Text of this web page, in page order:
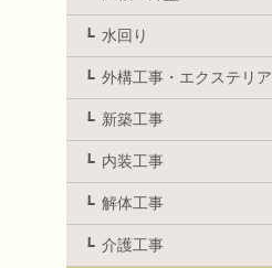
水回り
外構工事・エクステリア
新築工事
内装工事
解体工事
介護工事